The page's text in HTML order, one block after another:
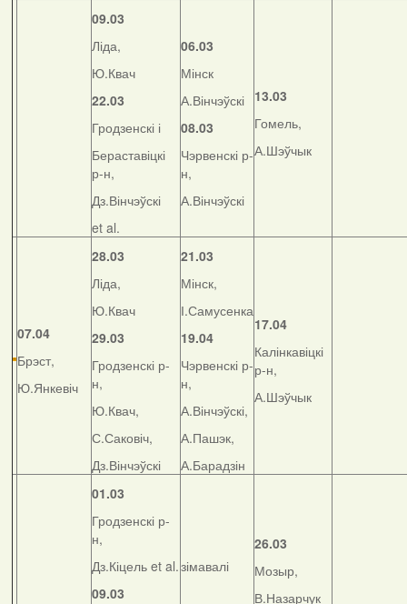
09.03
Ліда,
Ю.Квач
22.03
Гродзенскі і
Бераставіцкі
р-н,
Дз.Вінчэўскі
et al.
06.03
Мінск
А.Вінчэўскі
08.03
Чэрвенскі р-
н,
А.Вінчэўскі
13.03
Гомель,
А.Шэўчык
07.04
Брэст,
Ю.Янкевіч
28.03
Ліда,
Ю.Квач
29.03
Гродзенскі р-
н,
Ю.Квач,
С.Саковіч,
Дз.Вінчэўскі
21.03
Мінск,
І.Самусенка
19.04
Чэрвенскі р-
н,
А.Вінчэўскі,
А.Пашэк,
А.Барадзін
17.04
Калінкавіцкі
р-н,
А.Шэўчык
01.03
Гродзенскі р-
н,
Дз.Кіцель et al.
09.03
зімавалі
26.03
Мозыр,
В.Назарчук